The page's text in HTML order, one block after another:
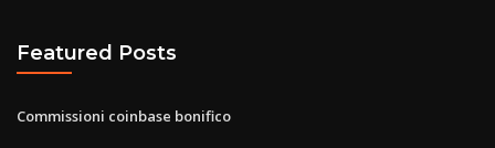
Featured Posts
Commissioni coinbase bonifico